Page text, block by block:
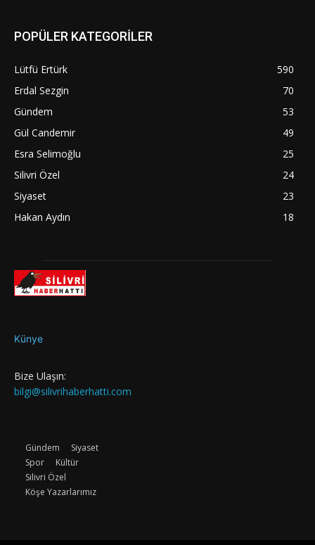
POPÜLER KATEGORİLER
Lütfü Ertürk
590
Erdal Sezgin
70
Gündem
53
Gül Candemir
49
Esra Selimoğlu
25
Silivri Özel
24
Siyaset
23
Hakan Aydın
18
Künye
Bize Ulaşın:
bilgi@silivrihaberhatti.com
Gündem
Siyaset
Spor
Kültür
Silivri Özel
Köşe Yazarlarımız